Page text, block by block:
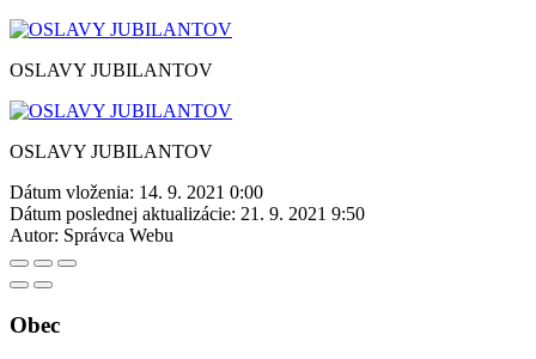
OSLAVY JUBILANTOV
OSLAVY JUBILANTOV
Dátum vloženia: 14. 9. 2021 0:00
Dátum poslednej aktualizácie: 21. 9. 2021 9:50
Autor: Správca Webu
Obec